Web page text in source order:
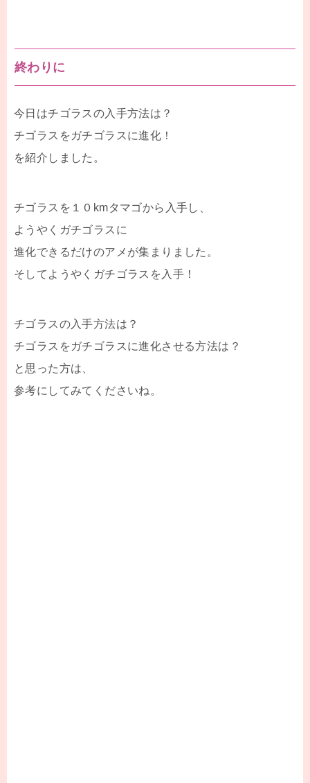
終わりに
今日はチゴラスの入手方法は？
チゴラスをガチゴラスに進化！
を紹介しました。
チゴラスを１０kmタマゴから入手し、
ようやくガチゴラスに
進化できるだけのアメが集まりました。
そしてようやくガチゴラスを入手！
チゴラスの入手方法は？
チゴラスをガチゴラスに進化させる方法は？
と思った方は、
参考にしてみてくださいね。